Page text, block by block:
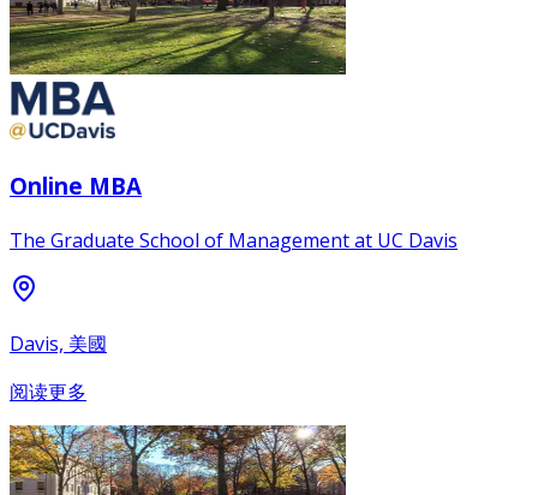
Online MBA
The Graduate School of Management at UC Davis
Davis, 美國
阅读更多